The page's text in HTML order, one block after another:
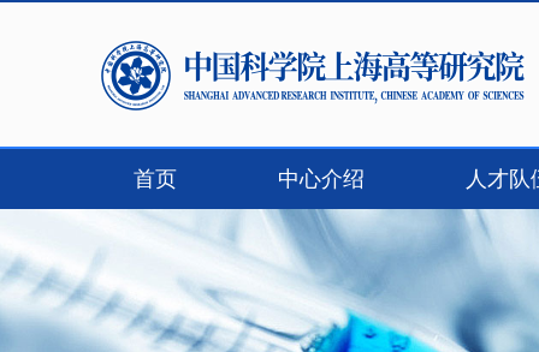
首页 中心介绍 人才队
联系我们